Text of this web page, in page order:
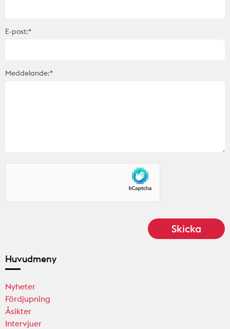
E-post:*
Meddelande:*
Huvudmeny
Nyheter
Fördjupning
Åsikter
Intervjuer